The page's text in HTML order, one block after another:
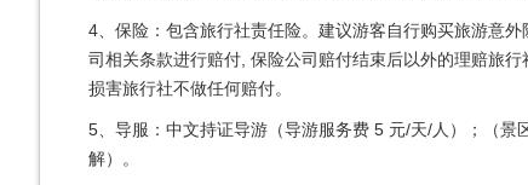
4、保险：包含旅行社责任险。建议游客自行购买旅游意
司相关条款进行赔付, 保险公司赔付结束后以外的理赔旅
损害旅行社不做任何赔付。
5、导服：中文持证导游（导游服务费 5 元/天/人）；（
解）。